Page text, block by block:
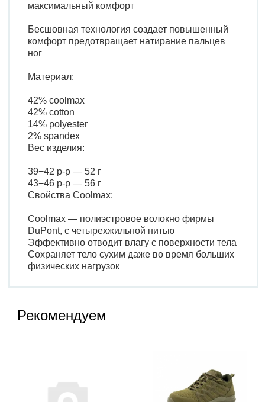
максимальный комфорт
Бесшовная технология создает повышенный
комфорт предотвращает натирание пальцев
ног
Материал:
42% coolmax
42% cotton
14% polyester
2% spandex
Вес изделия:
39−42 р-р — 52 г
43−46 р-р — 56 г
Свойства Coolmax:
Coolmax — полиэстровое волокно фирмы
DuPont, с четырехжильной нитью
Эффективно отводит влагу с поверхности тела
Cохраняет тело сухим даже во время больших
физических нагрузок
Рекомендуем